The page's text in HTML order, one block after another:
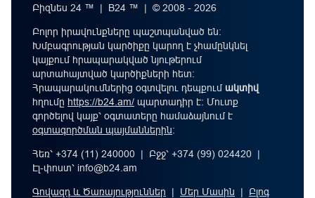
Բիզնես 24 ™ | B24 ™ | © 2008 - 2026
Բոլոր իրավունքները պաշտպանված են:
Խմբագրության կարծիքը կարող է չհամընկնել
կայքում հրապարակված նյութերում
արտահայտված կարծիքների հետ:
Հրապարակումներից օգտվելու դեպքումակտիվ
հղումը https://b24.am/ պարտադիր է: Մուտք
գործելով կայք՝ օգտատերը համաձայնում է
օգտագործման պայմաններին։
Հեռ՝ +374 (11) 240000 | Բջջ՝ +374 (99) 024420 |
Էլ-փոստ՝ info@b24.am
Գովազդ և Ծառայություններ | Մեր Մասին | Բլոգ